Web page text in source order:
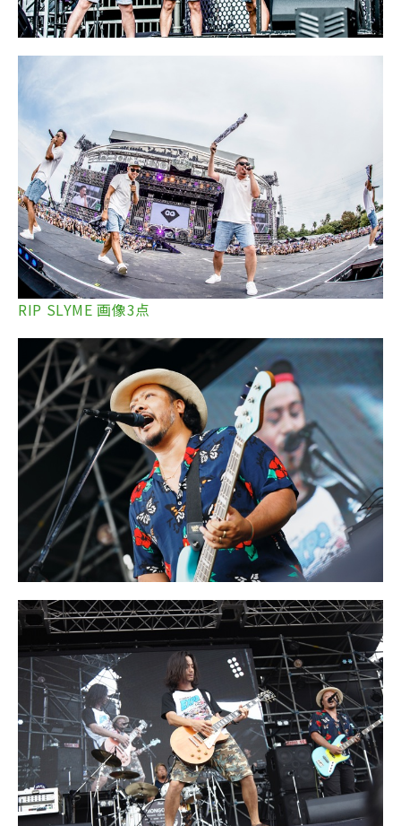
RIP SLYME 画像3点